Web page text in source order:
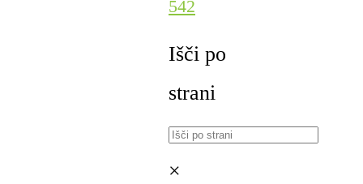
542
Išči po
strani
×